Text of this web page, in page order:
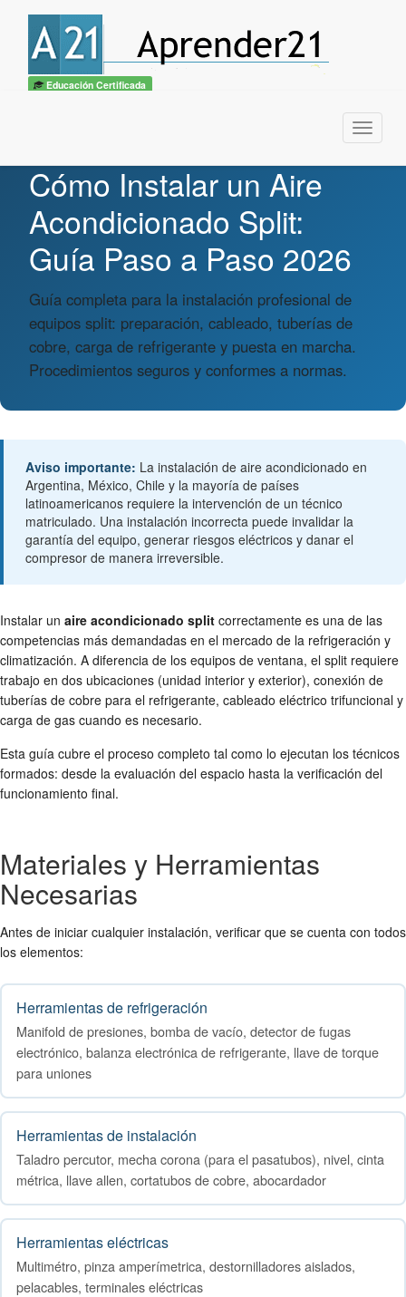
Educación Certificada
Menu
Cómo Instalar un Aire
Acondicionado Split:
Guía Paso a Paso 2026
Guía completa para la instalación profesional de
equipos split: preparación, cableado, tuberías de
cobre, carga de refrigerante y puesta en marcha.
Procedimientos seguros y conformes a normas.
Aviso importante: La instalación de aire acondicionado en
Argentina, México, Chile y la mayoría de países
latinoamericanos requiere la intervención de un técnico
matriculado. Una instalación incorrecta puede invalidar la
garantía del equipo, generar riesgos eléctricos y danar el
compresor de manera irreversible.
Instalar un aire acondicionado split correctamente es una de las
competencias más demandadas en el mercado de la refrigeración y
climatización. A diferencia de los equipos de ventana, el split requiere
trabajo en dos ubicaciones (unidad interior y exterior), conexión de
tuberías de cobre para el refrigerante, cableado eléctrico trifuncional y
carga de gas cuando es necesario.
Esta guía cubre el proceso completo tal como lo ejecutan los técnicos
formados: desde la evaluación del espacio hasta la verificación del
funcionamiento final.
Materiales y Herramientas
Necesarias
Antes de iniciar cualquier instalación, verificar que se cuenta con todos
los elementos:
Herramientas de refrigeración
Manifold de presiones, bomba de vacío, detector de fugas
electrónico, balanza electrónica de refrigerante, llave de torque
para uniones
Herramientas de instalación
Taladro percutor, mecha corona (para el pasatubos), nivel, cinta
métrica, llave allen, cortatubos de cobre, abocardador
Herramientas eléctricas
Multimétro, pinza amperímetrica, destornilladores aislados,
pelacables, terminales eléctricas